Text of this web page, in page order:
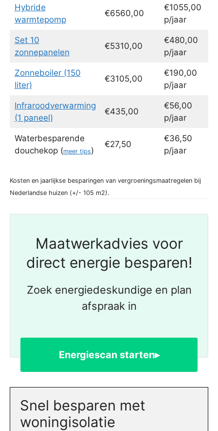
Hybride
warmtepomp
€6560,00
€1055,00
p/jaar
Set 10
zonnepanelen
€5310,00
€480,00
p/jaar
Zonneboiler (150
liter)
€3105,00
€190,00
p/jaar
Infraroodverwarming
(1 paneel)
€435,00
€56,00
p/jaar
Waterbesparende
douchekop (meer tips)
€27,50
€36,50
p/jaar
Kosten en jaarlijkse besparingen van vergroeningsmaatregelen bij
Nederlandse huizen (+/- 105 m2).
Maatwerkadvies voor
direct energie besparen!
Zoek energiedeskundige en plan
afspraak in
Energiescan starten▸
Snel besparen met
woningisolatie